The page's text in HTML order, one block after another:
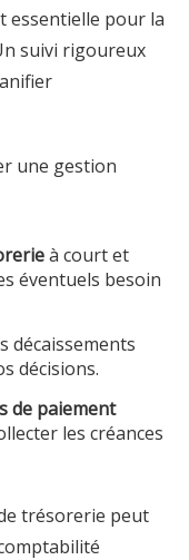
essentielle pour la
suivi rigoureux
une gestion
à court et
éventuels besoin
décaissements
décisions.
de paiement
les créances
trésorerie peut